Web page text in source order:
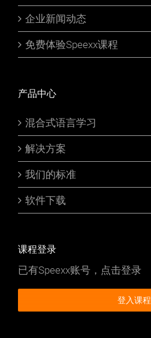
企业新闻动态
免费体验Speexx课程
产品中心
混合式语言学习
解决方案
我们的标准
软件下载
课程登录
已有Speexx账号，点击登录
登入课程